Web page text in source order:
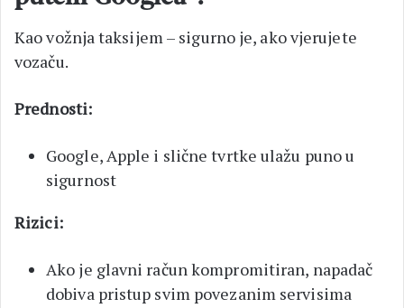
Kao vožnja taksijem – sigurno je, ako vjerujete
vozaču.
Prednosti:
Google, Apple i slične tvrtke ulažu puno u
sigurnost
Rizici:
Ako je glavni račun kompromitiran, napadač
dobiva pristup svim povezanim servisima